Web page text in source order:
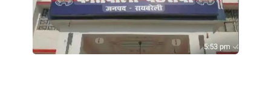
अपराध
राजनीति
शिक्षा